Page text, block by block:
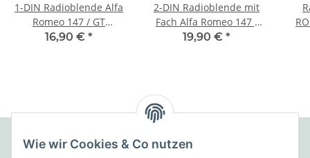
1-DIN Radioblende Alfa
Romeo 147 / GT
anthrazit
16,90 € *
2-DIN Radioblende mit
Fach Alfa Romeo 147 /
GT anthrazit
19,90 € *
Wie wir Cookies & Co nutzen